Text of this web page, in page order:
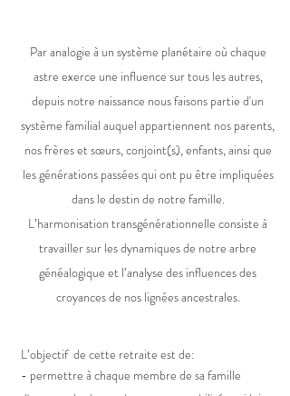
Par analogie à un système planétaire où chaque
astre exerce une influence sur tous les autres,
depuis notre naissance nous faisons partie d'un
système familial auquel appartiennent nos parents,
nos frères et sœurs, conjoint(s), enfants, ainsi que
les générations passées qui ont pu être impliquées
dans le destin de notre famille.
L’harmonisation transgénérationnelle consiste à
travailler sur les dynamiques de notre arbre
généalogique et l’analyse des influences des
croyances de nos lignées ancestrales.
L’objectif de cette retraite est de:
- permettre à chaque membre de sa famille